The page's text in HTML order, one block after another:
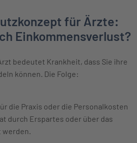
für Ärzte:
Einkommensverlust?
bedeutet Krankheit, dass Sie ihre
können. Die Folge:
die Praxis oder die Personalkosten
durch Erspartes oder über das
werden.